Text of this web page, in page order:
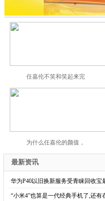
任嘉伦不笑和笑起来完
为什么任嘉伦的颜值，
最新资讯
·华为P40以旧换新服务受青睐回收宝
·“小米4”也算是一代经典手机了,还有